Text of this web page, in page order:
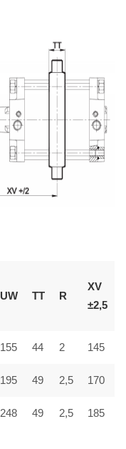
UW TT R
XV
±2,5
155 44 2 145
195 49 2,5 170
248 49 2,5 185